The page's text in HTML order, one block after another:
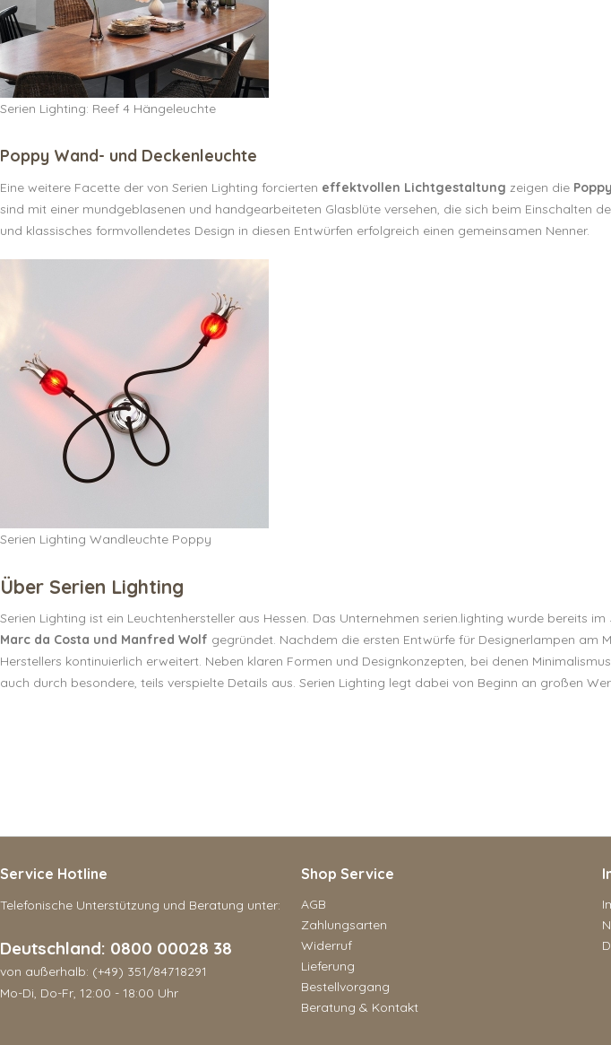
Serien Lighting: Reef 4 Hängeleuchte
Poppy Wand- und Deckenleuchte
Eine weitere Facette der von Serien Lighting forcierten effektvollen Lichtgestaltung zeigen die
sind mit einer mundgeblasenen und handgearbeiteten Glasblüte versehen, die sich beim Einschalten
und klassisches formvollendetes Design in diesen Entwürfen erfolgreich einen gemeinsamen Nenner.
Serien Lighting Wandleuchte Poppy
Über Serien Lighting
Serien Lighting ist ein Leuchtenhersteller aus Hessen. Das Unternehmen serien.lighting wurde bereits
Marc da Costa und Manfred Wolf gegründet. Nachdem die ersten Entwürfe für Designerlampen am
Herstellers kontinuierlich erweitert. Neben klaren Formen und Designkonzepten, bei denen
auch durch besondere, teils verspielte Details aus. Serien Lighting legt dabei von Beginn an großen
Service Hotline
Telefonische Unterstützung und Beratung unter:
Deutschland: 0800 00028 38
von außerhalb: (+49) 351/84718291
Mo-Di, Do-Fr, 12:00 - 18:00 Uhr
Shop Service
AGB
Zahlungsarten
Widerruf
Lieferung
Bestellvorgang
Beratung & Kontakt